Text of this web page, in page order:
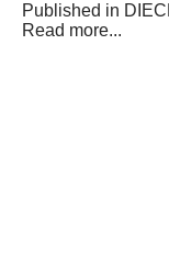
Published in
Read more...